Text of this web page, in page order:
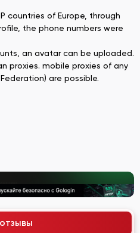
countries of Europe, through
the phone numbers were
an avatar can be uploaded.
proxies. mobile proxies of any
are possible.